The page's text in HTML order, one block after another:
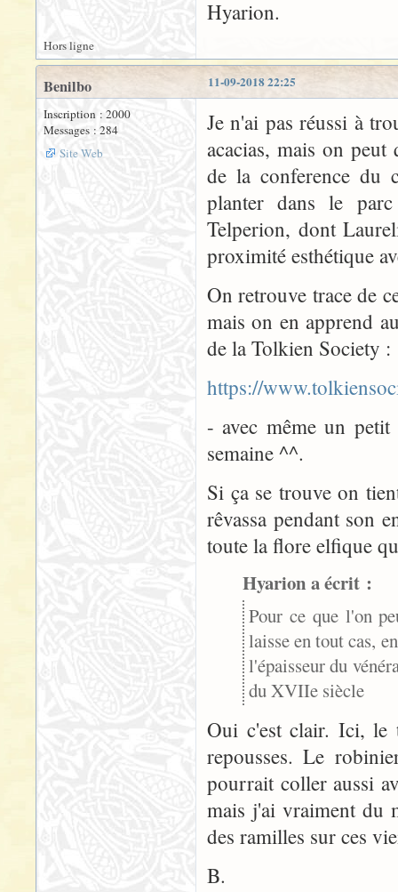
Hyarion.
Hors ligne
11-09-2018 22:25
Benilbo
Inscription : 2000
Messages : 284
Site Web
Je n'ai pas réussi à
acacias, mais on peut
de la conference du
planter dans le
Telperion, dont
proximité esthétique
On retrouve trace de
mais on en apprend
de la Tolkien Society :
https://
- avec même un
semaine ^^.
Si ça se trouve on
rêvassa pendant son
toute la flore elfique
Hyarion a écrit :
Pour ce que l'on
laisse en tout cas,
l'épaisseur du
du XVIIe siècle
Oui c'est clair. Ici, le
repousses. Le
pourrait coller aussi
mais j'ai vraiment du
des ramilles sur ces
B.